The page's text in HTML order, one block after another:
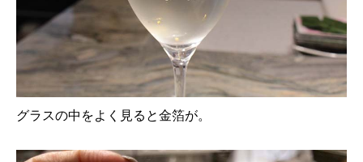
グラスの中をよく見ると金箔が。